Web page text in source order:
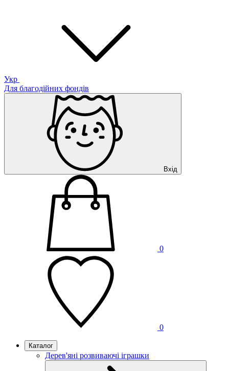
Укр
Для благодійних фондів
Вхід
0
0
Каталог
Дерев'яні розвиваючі іграшки